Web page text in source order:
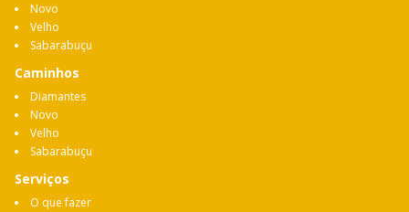
Novo
Velho
Sabarabuçu
Caminhos
Diamantes
Novo
Velho
Sabarabuçu
Serviços
O que fazer